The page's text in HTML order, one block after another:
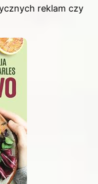
reklam czy